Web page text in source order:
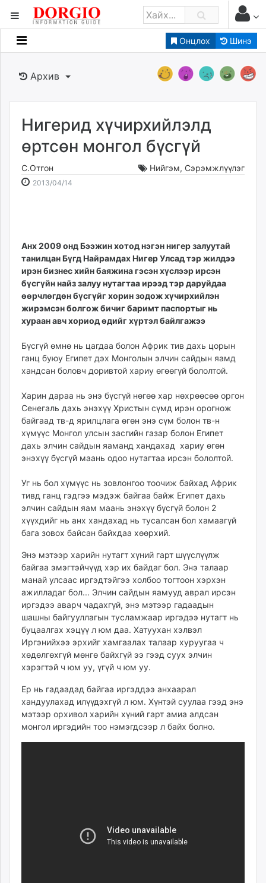
Онцлох Шинэ
Мэдээллийн
Банк санхүү
Бизнес ААН
Төрийн
Нийслэлийн
dorgio.mn
Gogo.mn
Baabar.mn
tovch.mn
ikon.mn
mnb.mn
Livetv.mn
Eguur.mn
shuud.mn
eagle.mn
zarig.mn
today.mn
zuv.mn
mminfo.mn
ugluu.mn
unen.mn
asu.mn
shudarga.mn
shuurhai.mn
isee.mn
mglradio.com
itoim.mn
tumen.mn
shuum.mn
times.mn
tvmongolia.mn
unegui.mn
assa.mn
Архив
Нигерид хүчирхийлэлд
өртсөн монгол бүсгүй
С.Отгон Нийгэм, Сэрэмжлүүлэг
2013/04/14
Анх 2009 онд Бээжин хотод нэгэн нигер залуутай
танилцан Бүгд Найрамдах Нигер Улсад тэр жилдээ
ирэн бизнес хийн баяжина гэсэн хүслээр ирсэн
бүсгүйн найз залуу нутагтаа ирээд тэр даруйдаа
өөрчлөгдөн бүсгүйг хорин зодож хүчирхийлэн
жирэмсэн болгож бичиг баримт паспортыг нь
хураан авч хориод өдийг хүртэл байлгажээ
Бүсгүй өмнө нь цагдаа болон Африк тив дахь цорын
ганц буюу Египет дэх Монголын элчин сайдын яамд
хандсан боловч доривтой хариу өгөөгүй бололтой.
Харин дараа нь энэ бүсгүй нөгөө хар нөхрөөсөө оргон
Сенегаль дахь энэхүү Христын сүмд ирэн орогнож
байгаад тв-д ярилцлага өгөн энэ сүм болон тв-н
хүмүүс Монгол улсын засгийн газар болон Египет
дахь элчин сайдын яаманд хандахад хариу өгөн
энэхүү бүсгүй маань одоо нутагтаа ирсэн бололтой.
Уг нь бол хүмүүс нь зовлонгоо тоочиж байхад Африк
тивд ганц гэдгээ мэдэж байгаа байж Египет дахь
элчин сайдын яам маань энэхүү бүсгүй болон 2
хүүхдийг нь анх хандахад нь тусалсан бол хамаагүй
бага зовох байсан байхдаа хөөрхий.
Энэ мэтээр харийн нутагт хүний гарт шүүслүүлж
байгаа эмэгтэйчүүд хэр их байдаг бол. Энэ талаар
манай улсаас иргэдтэйгээ холбоо тогтоон хэрхэн
ажилладаг бол... Элчин сайдын яамууд аврал ирсэн
иргэдээ аварч чадахгүй, энэ мэтээр гадаадын
шашны байгууллагын тусламжаар иргэдээ нутагт нь
буцаалгах хэцүү л юм даа. Хатуухан хэлвэл
Иргэнийхээ эрхийг хамгаалах талаар хуруугаа ч
хөдөлгөхгүй мөнгө байхгүй ээ гээд суух элчин
хэрэгтэй ч юм уу, үгүй ч юм уу.
Ер нь гадаадад байгаа иргэддээ анхаарал
хандуулахад илүүдэхгүй л юм. Хүнтэй суулаа гээд энэ
мэтээр орхивол харийн хүний гарт амиа алдсан
монгол иргэдийн тоо нэмэгдсээр л байх болно.